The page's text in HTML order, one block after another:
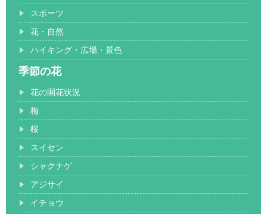
スポーツ
花・自然
ハイキング・広場・景色
季節の花
花の開花状況
梅
桜
スイセン
シャクナゲ
アジサイ
イチョウ